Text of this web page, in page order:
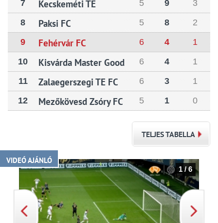
7 Kecskeméti TE 5 9
3
8
Paksi FC 5 8
2
9
Fehérvár FC 6 4
1
10
Kisvárda Master Good 6 4
1
11
Zalaegerszegi TE FC 6 3
1
12
Mezőkövesd Zsóry FC 5 1 0
TELJES TABELLA
VIDEÓ AJÁNLÓ
1 / 6